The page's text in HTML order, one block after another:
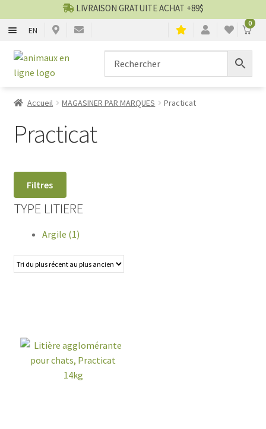
EN
0
Aller
à
navigation
Aller
au
LIVRAISON GRATUITE ACHAT +89$
CHIENS
PAR MARQUES
🍁 PRODUITS CANADIEN
Accueil MAGASINER PAR MARQUES Practicat
Practicat
Filtres
TYPE LITIERE
Argile (1)